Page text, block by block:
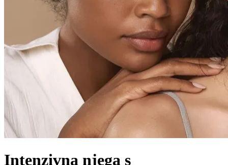
Intenzivna njega s